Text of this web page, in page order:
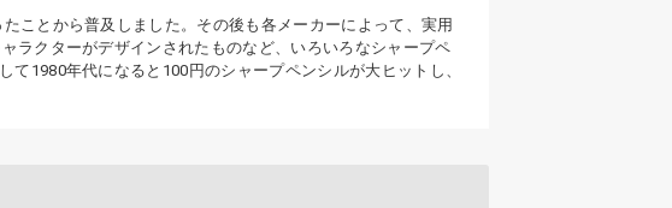
ことから普及しました。その後も各メーカーによって、実用
ラクターがデザインされたものなど、いろいろなシャープペ
1980年代になると100円のシャープペンシルが大ヒットし、